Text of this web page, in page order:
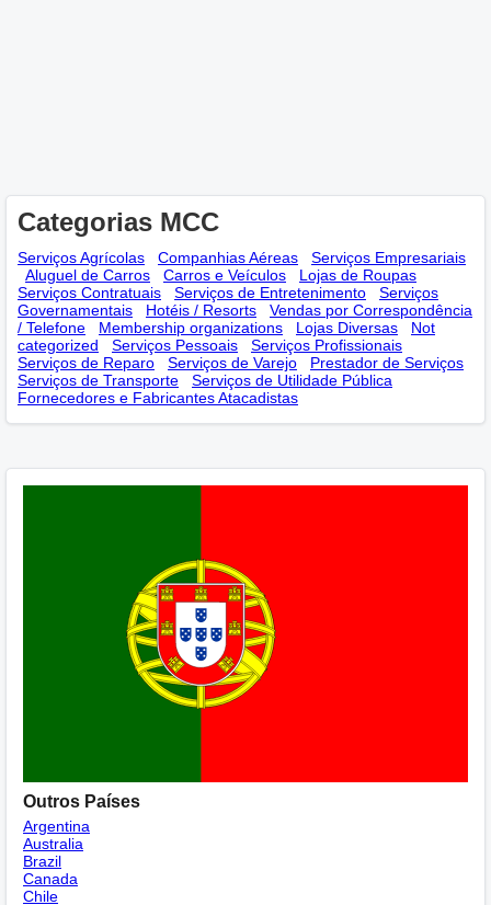
Categorias MCC
Serviços Agrícolas Companhias Aéreas
Serviços Empresariais
Aluguel de Carros
Carros e Veículos
Lojas de Roupas
Serviços Contratuais
Serviços de Entretenimento
Serviços
Governamentais
Hotéis / Resorts
Vendas por Correspondência
/ Telefone
Membership оrganizations Lojas Diversas
Not
categorized
Serviços Pessoais
Serviços Profissionais
Serviços de Reparo
Serviços de Varejo
Prestador de Serviços
Serviços de Transporte
Serviços de Utilidade Pública
Fornecedores e Fabricantes Atacadistas
Outros Países
Argentina
Australia
Brazil
Canada
Chile